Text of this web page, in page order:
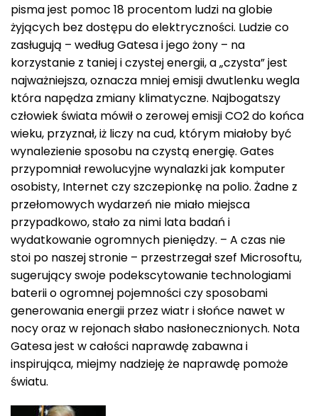
pisma jest pomoc 18 procentom ludzi na globie
żyjących bez dostępu do elektryczności. Ludzie co
zasługują – według Gatesa i jego żony – na
korzystanie z taniej i czystej energii, a „czysta” jest
najważniejsza, oznacza mniej emisji dwutlenku wegla
która napędza zmiany klimatyczne. Najbogatszy
człowiek świata mówił o zerowej emisji CO2 do końca
wieku, przyznał, iż liczy na cud, którym miałoby być
wynalezienie sposobu na czystą energię. Gates
przypomniał rewolucyjne wynalazki jak komputer
osobisty, Internet czy szczepionkę na polio. Żadne z
przełomowych wydarzeń nie miało miejsca
przypadkowo, stało za nimi lata badań i
wydatkowanie ogromnych pieniędzy. – A czas nie
stoi po naszej stronie – przestrzegał szef Microsoftu,
sugerujący swoje podekscytowanie technologiami
baterii o ogromnej pojemności czy sposobami
generowania energii przez wiatr i słońce nawet w
nocy oraz w rejonach słabo nasłonecznionych. Nota
Gatesa jest w całości naprawdę zabawna i
inspirująca, miejmy nadzieję że naprawdę pomoże
światu.